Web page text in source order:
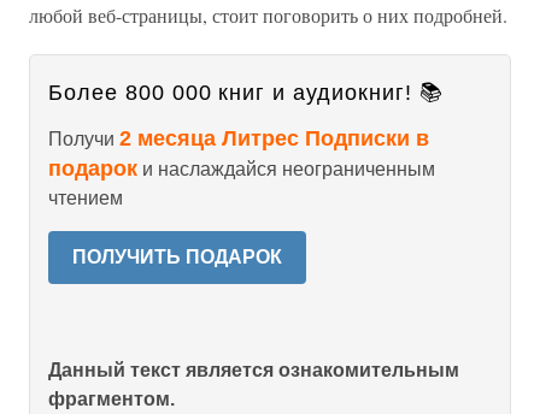
любой веб-страницы, стоит поговорить о них подробней.
Более 800 000 книг и аудиокниг! 📚
Получи 2 месяца Литрес Подписки в
подарок и наслаждайся неограниченным
чтением
ПОЛУЧИТЬ ПОДАРОК
Данный текст является ознакомительным
фрагментом.